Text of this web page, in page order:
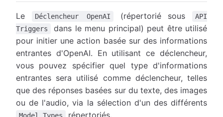
Le Déclencheur OpenAI (répertorié sous
API
Triggers
dans le menu principal) peut être utilisé
pour initier une action basée sur des informations
entrantes d'OpenAI. En utilisant ce déclencheur,
vous pouvez spécifier quel type d'informations
entrantes sera utilisé comme déclencheur, telles
que des réponses basées sur du texte, des images
ou de l'audio, via la sélection d'un des différents
répertoriés.